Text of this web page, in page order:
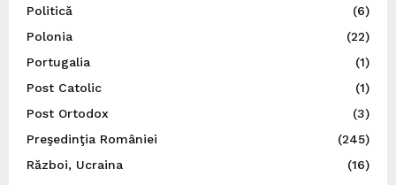
Politică
(6)
Polonia
(22)
Portugalia
(1)
Post Catolic
(1)
Post Ortodox
(3)
Preşedinţia României
(245)
Război, Ucraina
(16)